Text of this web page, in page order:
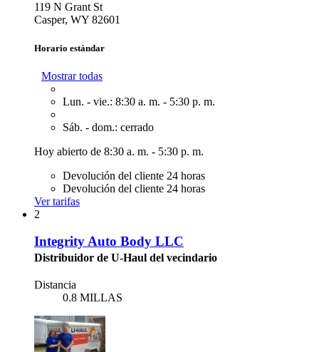
119 N Grant St
Casper, WY 82601
Horario estándar
Mostrar todas
Lun. - vie.: 8:30 a. m. - 5:30 p. m.
Sáb. - dom.: cerrado
Hoy abierto de 8:30 a. m. - 5:30 p. m.
Devolución del cliente 24 horas
Devolución del cliente 24 horas
Ver tarifas
2
Integrity Auto Body LLC
Distribuidor de U-Haul del vecindario
Distancia
0.8 MILLAS